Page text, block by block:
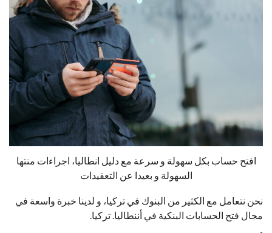
افتح حساب بكل سهولة و سرعة مع دليل انطاليا، اجراءات منتها
السهولة و بعيدا عن التعقيدات
نحن نتعامل مع الكثير من البنوك في تركيا، و لدينا خبرة واسعة في
مجال فتح الحسابات البنكية في أننطاليا. تركيا.